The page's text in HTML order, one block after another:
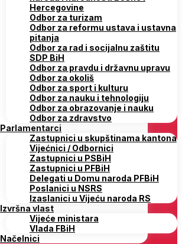
Hercegovine
Odbor za turizam
Odbor za reformu ustava i ustavna
pitanja
Odbor za rad i socijalnu zaštitu
SDP BiH
Odbor za pravdu i državnu upravu
Odbor za okoliš
Odbor za sport i kulturu
Odbor za nauku i tehnologiju
Odbor za obrazovanje i nauku
Odbor za zdravstvo
Parlamentarci
Zastupnici u skupštinama kantona
Vijećnici / Odbornici
Zastupnici u PSBiH
Zastupnici u PFBiH
Delegati u Domu naroda PFBiH
Poslanici u NSRS
Izaslanici u Vijeću naroda RS
Izvršna vlast
Vijeće ministara
Vlada FBiH
Načelnici